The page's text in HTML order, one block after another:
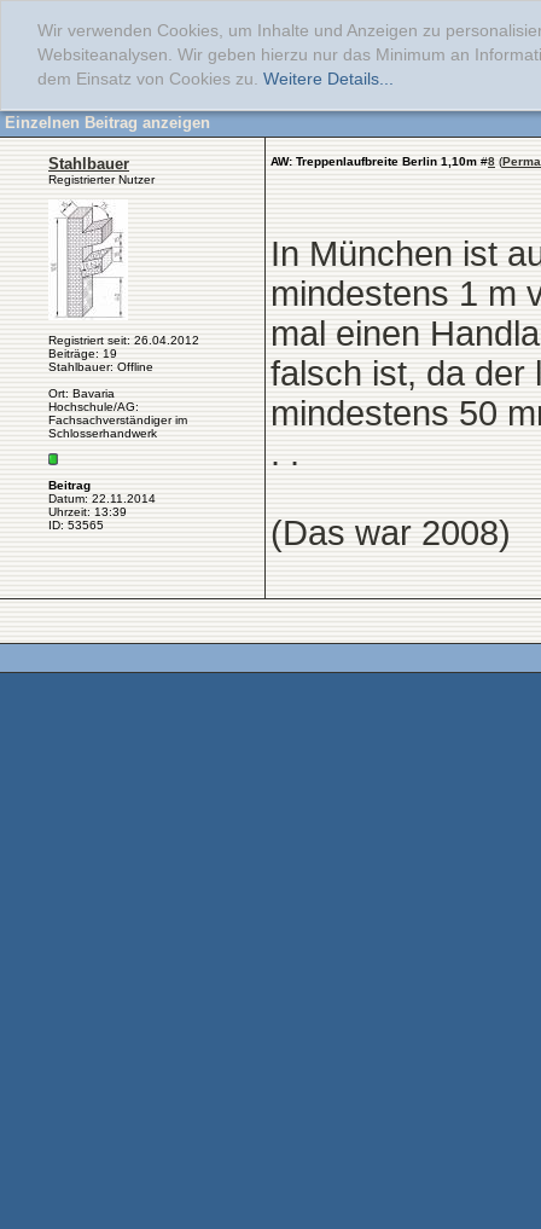
Wir verwenden Cookies, um Inhalte und Anzeigen zu
Websiteanalysen. Wir geben hierzu nur das Minimum an
dem Einsatz von Cookies zu. Weitere Details...
Einzelnen Beitrag anzeigen
Stahlbauer
Registrierter Nutzer
Registriert seit: 26.04.2012
Beiträge: 19
Stahlbauer: Offline
Ort: Bavaria
Hochschule/AG:
Fachsachverständiger im
Schlosserhandwerk
Beitrag
Datum: 22.11.2014
Uhrzeit: 13:39
ID: 53565
AW: Treppenlaufbreite Berlin 1,10m #8 (
In München ist
mindestens 1 m
mal einen
falsch ist, da der
mindestens 50
. .
(Das war 2008)